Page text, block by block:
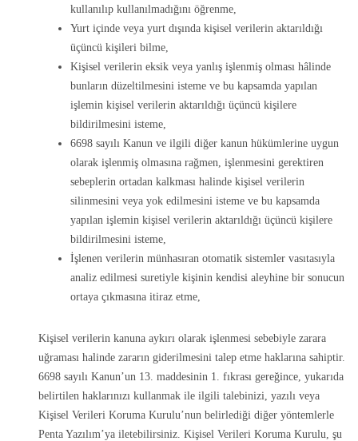
kullanılıp kullanılmadığını öğrenme,
Yurt içinde veya yurt dışında kişisel verilerin aktarıldığı
üçüncü kişileri bilme,
Kişisel verilerin eksik veya yanlış işlenmiş olması hâlinde
bunların düzeltilmesini isteme ve bu kapsamda yapılan
işlemin kişisel verilerin aktarıldığı üçüncü kişilere
bildirilmesini isteme,
6698 sayılı Kanun ve ilgili diğer kanun hükümlerine uygun
olarak işlenmiş olmasına rağmen, işlenmesini gerektiren
sebeplerin ortadan kalkması halinde kişisel verilerin
silinmesini veya yok edilmesini isteme ve bu kapsamda
yapılan işlemin kişisel verilerin aktarıldığı üçüncü kişilere
bildirilmesini isteme,
İşlenen verilerin münhasıran otomatik sistemler vasıtasıyla
analiz edilmesi suretiyle kişinin kendisi aleyhine bir sonucun
ortaya çıkmasına itiraz etme,
Kişisel verilerin kanuna aykırı olarak işlenmesi sebebiyle zarara
uğraması halinde zararın giderilmesini talep etme haklarına sahiptir.
6698 sayılı Kanun’un 13. maddesinin 1. fıkrası gereğince, yukarıda
belirtilen haklarınızı kullanmak ile ilgili talebinizi, yazılı veya
Kişisel Verileri Koruma Kurulu’nun belirlediği diğer yöntemlerle
Penta Yazılım’ya iletebilirsiniz. Kişisel Verileri Koruma Kurulu, şu